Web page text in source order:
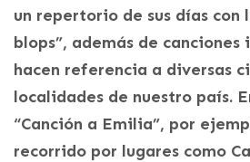
un repertorio de sus días con
blops”, además de canciones
hacen referencia a diversas
localidades de nuestro país.
“Canción a Emilia”, por
recorrido por lugares como